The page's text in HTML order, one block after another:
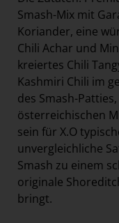
Smash-Mix mit
Koriander, eine
Chili Achar und
kreiertes Chili
Kashmiri Chili im
des Smash-
österreichischen
sein für X.O
unvergleichliche
Smash zu einem
originale
bringt.